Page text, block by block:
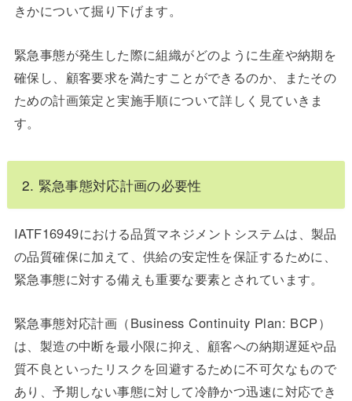
きかについて掘り下げます。
緊急事態が発生した際に組織がどのように生産や納期を
確保し、顧客要求を満たすことができるのか、またその
ための計画策定と実施手順について詳しく見ていきま
す。
2. 緊急事態対応計画の必要性
IATF16949における品質マネジメントシステムは、製品
の品質確保に加えて、供給の安定性を保証するために、
緊急事態に対する備えも重要な要素とされています。
緊急事態対応計画（Business Continuity Plan: BCP）
は、製造の中断を最小限に抑え、顧客への納期遅延や品
質不良といったリスクを回避するために不可欠なもので
あり、予期しない事態に対して冷静かつ迅速に対応でき